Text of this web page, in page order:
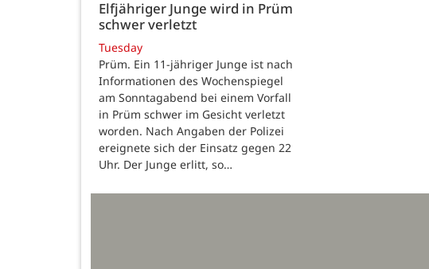
Elfjähriger Junge wird in Prüm
schwer verletzt
Tuesday
Prüm. Ein 11-jähriger Junge ist nach
Informationen des Wochenspiegel
am Sonntagabend bei einem Vorfall
in Prüm schwer im Gesicht verletzt
worden. Nach Angaben der Polizei
ereignete sich der Einsatz gegen 22
Uhr. Der Junge erlitt, so…